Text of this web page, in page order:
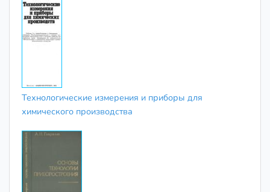
Технологические измерения и приборы для
химического производства